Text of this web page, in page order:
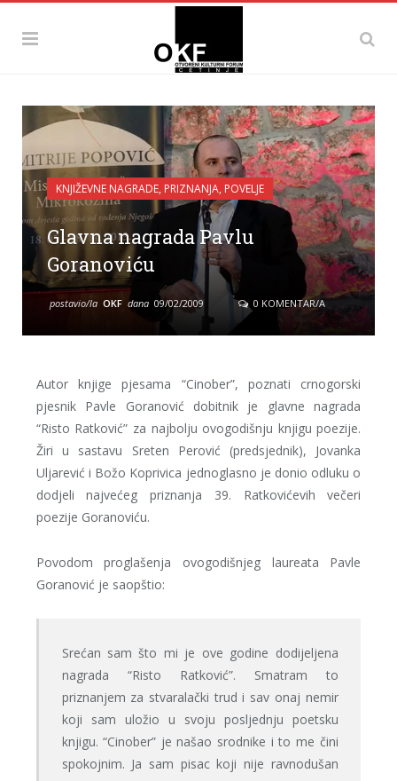
KNJIŽEVNE NAGRADE, PRIZNANJA, POVELJE
Glavna nagrada Pavlu
Goranoviću
postavio/la OKF dana 09/02/2009 0 KOMENTAR/A
Autor knjige pjesama “Cinober”, poznati crnogorski
pjesnik Pavle Goranović dobitnik je glavne nagrada
“Risto Ratković” za najbolju ovogodišnju knjigu poezije.
Žiri u sastavu Sreten Perović (predsjednik), Jovanka
Uljarević i Božo Koprivica jednoglasno je donio odluku o
dodjeli najvećeg priznanja 39. Ratkovićevih večeri
poezije Goranoviću.
Povodom proglašenja ovogodišnjeg laureata Pavle
Goranović je saopštio:
Srećan sam što mi je ove godine dodijeljena
nagrada “Risto Ratković”. Smatram to
priznanjem za stvaralački trud i sav onaj nemir
koji sam uložio u svoju posljednju poetsku
knjigu. “Cinober” je našao srodnike i to me čini
spokojnim. Ja sam pisac koji nije ravnodušan